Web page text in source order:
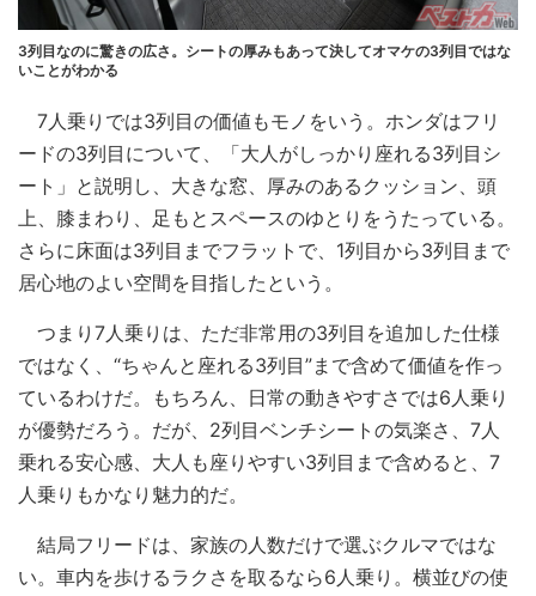
3列目なのに驚きの広さ。シートの厚みもあって決してオマケの3列目ではな
いことがわかる
7人乗りでは3列目の価値もモノをいう。ホンダはフリ
ードの3列目について、「大人がしっかり座れる3列目シ
ート」と説明し、大きな窓、厚みのあるクッション、頭
上、膝まわり、足もとスペースのゆとりをうたっている。
さらに床面は3列目までフラットで、1列目から3列目まで
居心地のよい空間を目指したという。
つまり7人乗りは、ただ非常用の3列目を追加した仕様
ではなく、“ちゃんと座れる3列目”まで含めて価値を作っ
ているわけだ。もちろん、日常の動きやすさでは6人乗り
が優勢だろう。だが、2列目ベンチシートの気楽さ、7人
乗れる安心感、大人も座りやすい3列目まで含めると、7
人乗りもかなり魅力的だ。
結局フリードは、家族の人数だけで選ぶクルマではな
い。車内を歩けるラクさを取るなら6人乗り。横並びの使